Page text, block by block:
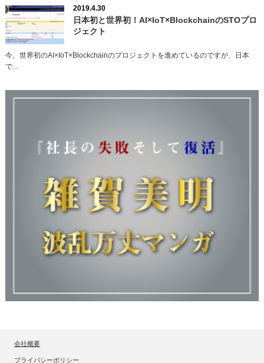
2019.4.30
日本初と世界初！AI×IoT×BlockchainのSTOプロ
ジェクト
今、世界初のAI×IoT×Blockchainのプロジェクトを進めているのですが、日本
で...
会社概要
プライバシーポリシー